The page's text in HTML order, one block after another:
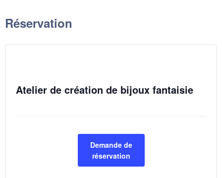
Réservation
Atelier de création de bijoux fantaisie
Demande de
réservation